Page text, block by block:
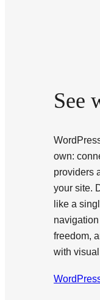
See
own:
providers
your site.
like a
freedom,
with